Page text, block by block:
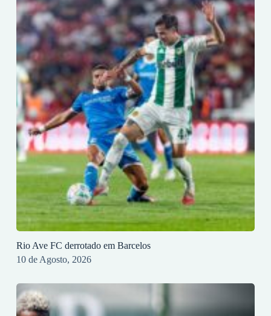
Rio Ave FC derrotado em Barcelos
10 de Agosto, 2026